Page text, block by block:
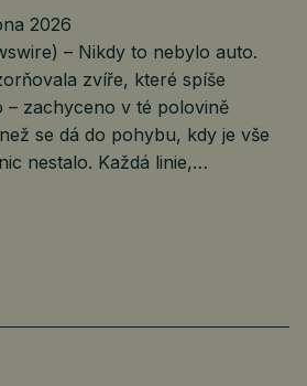
2026
– Nikdy to nebylo auto.
zvíře, které spíše
– zachyceno v té polovině
se dá do pohybu, kdy je vše
nestalo. Každá linie,…